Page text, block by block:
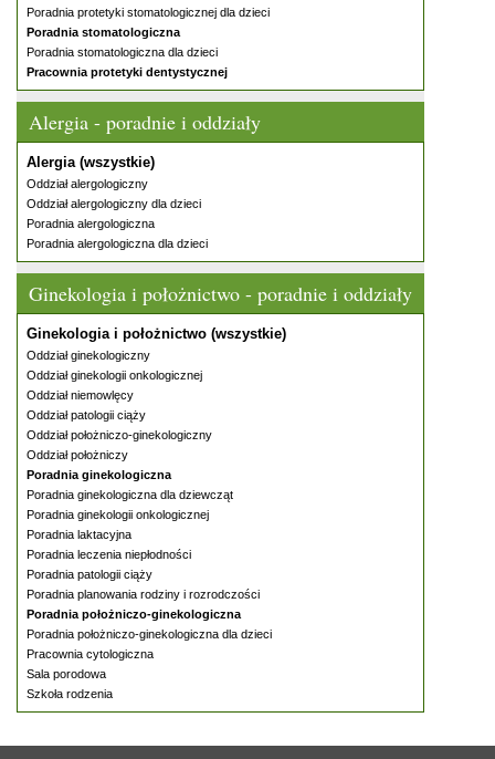
Poradnia protetyki stomatologicznej dla dzieci
Poradnia stomatologiczna
Poradnia stomatologiczna dla dzieci
Pracownia protetyki dentystycznej
Alergia - poradnie i oddziały
Alergia (wszystkie)
Oddział alergologiczny
Oddział alergologiczny dla dzieci
Poradnia alergologiczna
Poradnia alergologiczna dla dzieci
Ginekologia i położnictwo - poradnie i oddziały
Ginekologia i położnictwo (wszystkie)
Oddział ginekologiczny
Oddział ginekologii onkologicznej
Oddział niemowlęcy
Oddział patologii ciąży
Oddział położniczo-ginekologiczny
Oddział położniczy
Poradnia ginekologiczna
Poradnia ginekologiczna dla dziewcząt
Poradnia ginekologii onkologicznej
Poradnia laktacyjna
Poradnia leczenia niepłodności
Poradnia patologii ciąży
Poradnia planowania rodziny i rozrodczości
Poradnia położniczo-ginekologiczna
Poradnia położniczo-ginekologiczna dla dzieci
Pracownia cytologiczna
Sala porodowa
Szkoła rodzenia